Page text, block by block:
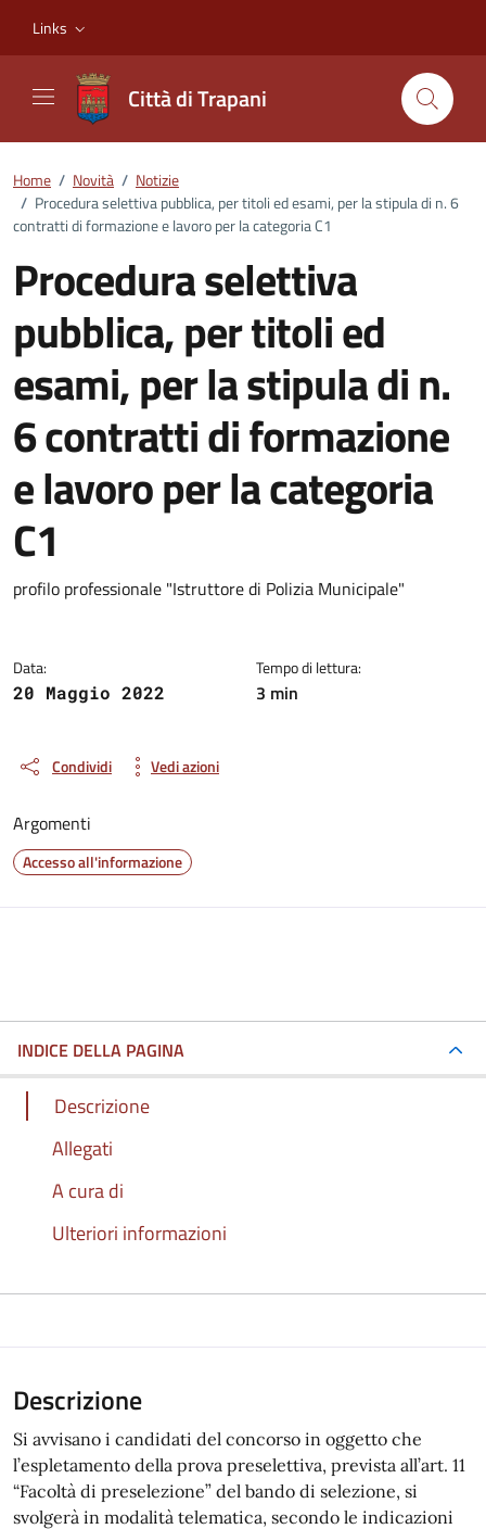
Links
Città di Trapani
Home / Novità / Notizie
/ Procedura selettiva pubblica, per titoli ed esami, per la stipula di n. 6
contratti di formazione e lavoro per la categoria C1
Procedura selettiva
pubblica, per titoli ed
esami, per la stipula di n.
6 contratti di formazione
e lavoro per la categoria
C1
Dettagli della notizia
profilo professionale "Istruttore di Polizia Municipale"
Data:
20 Maggio 2022
Tempo di lettura:
3 min
Condividi Vedi azioni
Argomenti
Accesso all'informazione
INDICE DELLA PAGINA
Descrizione
Allegati
A cura di
Ulteriori informazioni
Descrizione
Si avvisano i candidati del concorso in oggetto che
l’espletamento della prova preselettiva, prevista all’art. 11
“Facoltà di preselezione” del bando di selezione, si
svolgerà in modalità telematica, secondo le indicazioni